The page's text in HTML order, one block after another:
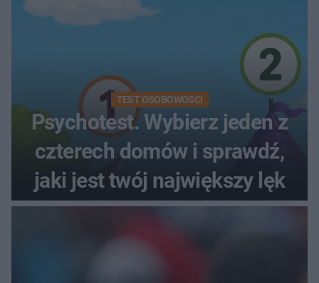
TEST OSOBOWOŚCI
Psychotest. Wybierz jeden z
czterech domów i sprawdź,
jaki jest twój największy lęk